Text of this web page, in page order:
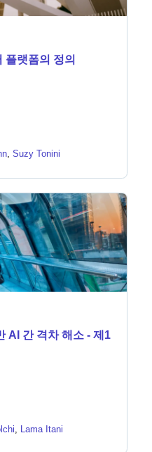
플랫폼의 정의
, Suzy Tonini
AI 간 격차 해소 - 제1
, Lama Itani